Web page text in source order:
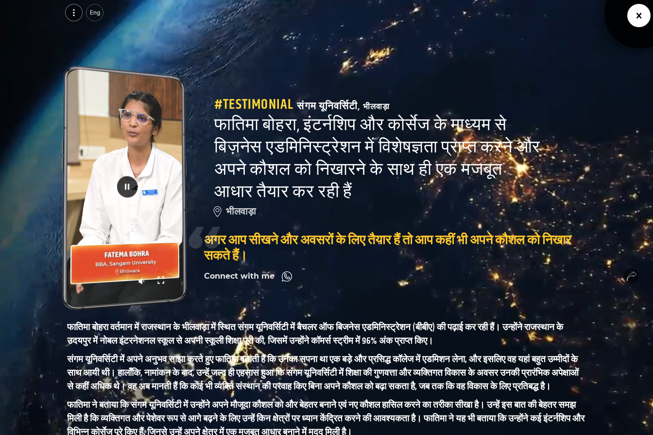
Eng
Sangam university, भीलवाड़ा | फातिमा बोहरा, बीबीए से अनुभव वाले वीडियो देखें
#TESTIMONIAL संगम यूनिवर्सिटी, भीलवाड़ा
फातिमा बोहरा, इंटर्नशिप और कोर्सेज के माध्यम से
बिज़नेस एडमिनिस्ट्रेशन में विशेषज्ञता प्राप्त करने और
अपने कौशल को निखारने के साथ ही एक मजबूत
आधार तैयार कर रही हैं
भीलवाड़ा
अगर आप सीखने और अवसरों के लिए तैयार हैं तो आप कहीं भी अपने कौशल को निखार
सकते हैं।
Connect with me
फातिमा बोहरा वर्तमान में राजस्थान के भीलवाड़ा में स्थित संगम यूनिवर्सिटी में बैचलर ऑफ बिजनेस एडमिनिस्ट्रेशन (बीबीए) की पढ़ाई कर रही हैं। उन्होंने राजस्थान के
उदयपुर में नोबल इंटरनेशनल स्कूल से अपनी स्कूली शिक्षा पूरी की, जिसमें उन्होंने कॉमर्स स्ट्रीम में 96% अंक प्राप्त किए।
संगम यूनिवर्सिटी में अपने अनुभव साझा करते हुए फातिमा बताती हैं कि उनका सपना था एक बड़े और प्रसिद्ध कॉलेज में एडमिशन लेना, और इसलिए वह यहां बहुत उम्मीदों के
साथ आयी थी। हालाँकि, नामांकन के बाद, उन्हें जल्द ही एहसास हुआ कि संगम यूनिवर्सिटी में शिक्षा की गुणवत्ता और व्यक्तिगत विकास के अवसर उनकी प्रारंभिक अपेक्षाओं
से कहीं अधिक थे। वह अब मानती हैं कि कोई भी व्यक्ति संस्थान की परवाह किए बिना अपने कौशल को बढ़ा सकता है, जब तक कि वह विकास के लिए प्रतिबद्ध है।
फातिमा ने बताया कि संगम यूनिवर्सिटी में उन्होंने अपने मौजूदा कौशल को और बेहतर बनाने एवं नए कौशल हासिल करने का तरीका सीखा है। उन्हें इस बात की बेहतर समझ
मिली है कि व्यक्तिगत और पेशेवर रूप से आगे बढ़ने के लिए उन्हें किन क्षेत्रों पर ध्यान केंद्रित करने की आवश्यकता है। फातिमा ने यह भी बताया कि उन्होंने कई इंटर्नशिप और
विभिन्न कोर्सेज पूरे किए हैं, जिनसे उन्हें अपने क्षेत्र में एक मजबूत आधार बनाने में मदद मिली है।